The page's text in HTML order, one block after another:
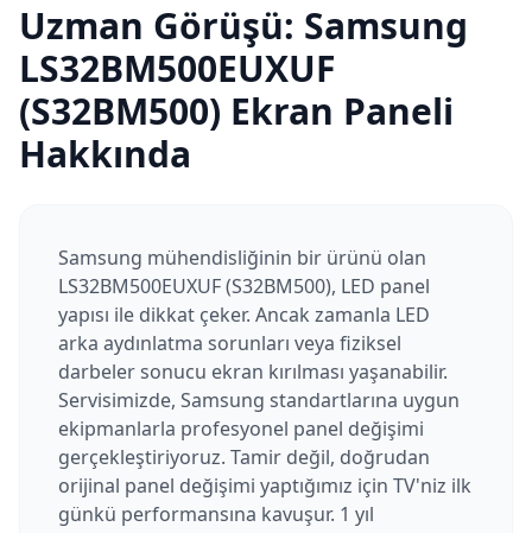
Uzman Görüşü: Samsung
LS32BM500EUXUF
(S32BM500) Ekran Paneli
Hakkında
Samsung mühendisliğinin bir ürünü olan
LS32BM500EUXUF (S32BM500), LED panel
yapısı ile dikkat çeker. Ancak zamanla LED
arka aydınlatma sorunları veya fiziksel
darbeler sonucu ekran kırılması yaşanabilir.
Servisimizde, Samsung standartlarına uygun
ekipmanlarla profesyonel panel değişimi
gerçekleştiriyoruz. Tamir değil, doğrudan
orijinal panel değişimi yaptığımız için TV'niz ilk
günkü performansına kavuşur. 1 yıl